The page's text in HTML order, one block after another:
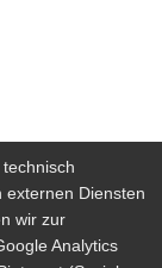
externen Diensten
wir zur
Analytics